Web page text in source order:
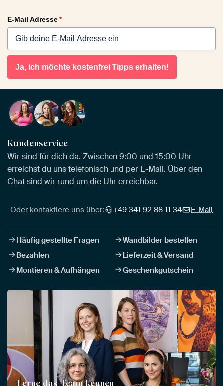
E-Mail Adresse*
Ja, ich möchte kostenfrei Tipps erhalten!
Kundenservice
Wir sind für dich da. Zwischen 9:00 und 15:00 Uhr
erreichst du uns telefonisch und per E-Mail. Über den
Chat sind wir rund um die Uhr erreichbar.
Oder kontaktiere uns über: +49 341 92 88 11 34 E-Mail
Häufig gestellte Fragen
Wandbilder bestellen
Bezahlen
Lieferzeit & Versand
Montieren & Aufhängen
Geschenkgutschein
Lerne das Team kennen